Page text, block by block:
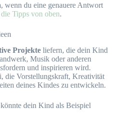
, wenn du eine genauere Antwort
die Tipps von oben.
Projekte liefern, die dein Kind
Musik oder anderen
und inspirieren wird.
die Vorstellungskraft, Kreativität
deines Kindes zu entwickeln.
könnte dein Kind als Beispiel